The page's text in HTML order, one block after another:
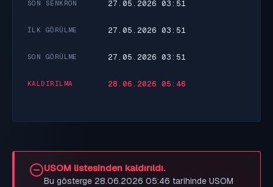
SON SENKRON 27.05.2026 03:51
İLK GÖRÜLME 27.05.2026 03:51
SON GÖRÜLME 27.05.2026 03:51
KALDIRILMA 28.06.2026 05:46
USOM listesinden kaldırıldı.
Bu gösterge 28.06.2026 05:46 tarihinde USOM